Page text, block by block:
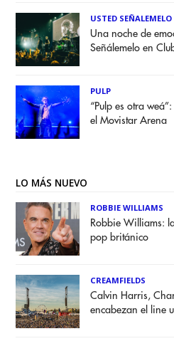
USTED SEÑALEMELO
Una noche de
Señálemelo en
PULP
“Pulp es otra
el Movistar Arena
LO MÁS NUEVO
ROBBIE WILLIAMS
Robbie Williams:
pop británico
CREAMFIELDS
Calvin Harris,
encabezan el line